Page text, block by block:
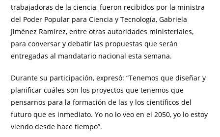
trabajadoras de la ciencia, fueron recibidos por la ministra
del Poder Popular para Ciencia y Tecnología, Gabriela
Jiménez Ramírez, entre otras autoridades ministeriales,
para conversar y debatir las propuestas que serán
entregadas al mandatario nacional esta semana.
Durante su participación, expresó: “Tenemos que diseñar y
planificar cuáles son los proyectos que tenemos que
pensarnos para la formación de las y los científicos del
futuro que es inmediato. Yo no lo veo en el 2050, yo lo estoy
viendo desde hace tiempo”.